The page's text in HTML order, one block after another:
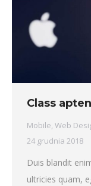
Class
Mobile, Web
24 grudnia 2018
Duis blandit
ultricies quam,